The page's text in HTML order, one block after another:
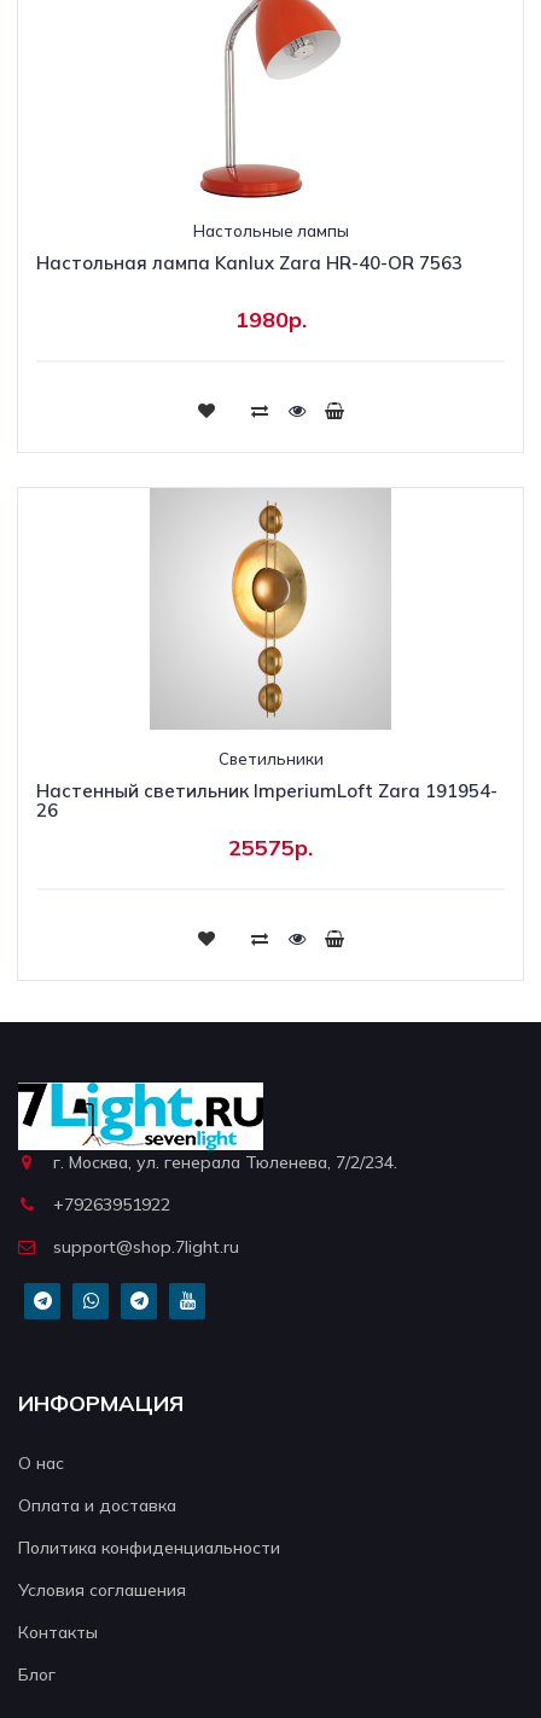
Настольные лампы
Настольная лампа Kanlux Zara HR-40-OR 7563
1980р.
Светильники
Настенный светильник ImperiumLoft Zara 191954-
26
25575р.
г. Москва, ул. генерала Тюленева, 7/2/234.
+79263951922
support@shop.7light.ru
ИНФОРМАЦИЯ
О нас
Оплата и доставка
Политика конфиденциальности
Условия соглашения
Контакты
Блог